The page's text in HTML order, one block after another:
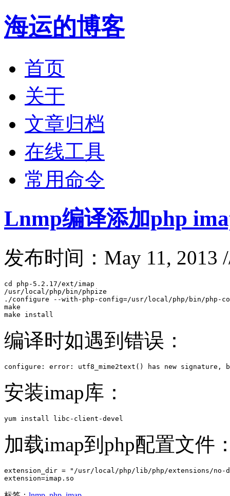
海运的博客
首页
关于
文章归档
在线工具
常用命令
Lnmp编译添加php
发布时间：May 11, 2013
cd php-5.2.17/ext/imap
/usr/local/php/bin/phpize
./configure --with-php-config=/usr/local/php/bin/php-
make
make install
编译时如遇到错误：
configure: error: utf8_mime2text() has new signature,
安装imap库：
yum install libc-client-devel
加载imap到php配置文件
extension_dir = "/usr/local/php/lib/php/extensions/no-
extension=imap.so